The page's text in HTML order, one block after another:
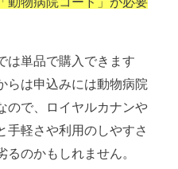
は単品で購入できます
らは申込みには動物病院
ので、ロイヤルカナンや
手軽さや利用のしやすさ
るのかもしれません。